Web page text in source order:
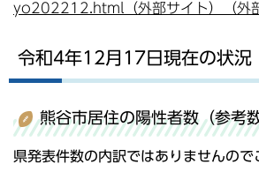
yo202212.html（外部サイト）（外
令和4年12月17日現在の状況
熊谷市居住の陽性者数（参
県発表件数の内訳ではありませんの